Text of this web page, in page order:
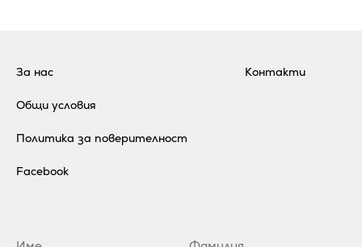
За нас
Общи условия
Политика за поверителност
Контакти
Facebook